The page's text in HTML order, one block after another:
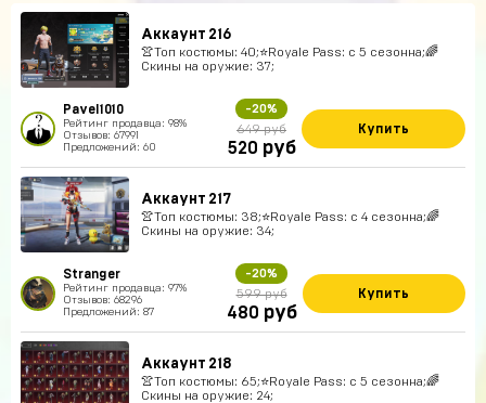
Аккаунт 216
👚Топ костюмы: 40;⭐️Royale Pass: с 5 сезонна;🌈
Скины на оружие: 37;
Pavel1010
Рейтинг продавца: 98%
Отзывов: 67991
Предложений: 60
-20%
649 руб
520 руб
Купить
Аккаунт 217
👚Топ костюмы: 38;⭐️Royale Pass: с 4 сезонна;🌈
Скины на оружие: 34;
Stranger
Рейтинг продавца: 97%
Отзывов: 68296
Предложений: 87
-20%
599 руб
480 руб
Купить
Аккаунт 218
👚Топ костюмы: 65;⭐️Royale Pass: с 5 сезонна;🌈
Скины на оружие: 24;